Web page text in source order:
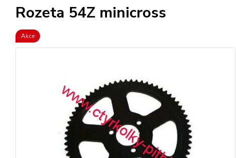
Rozeta 54Z minicross
Akce